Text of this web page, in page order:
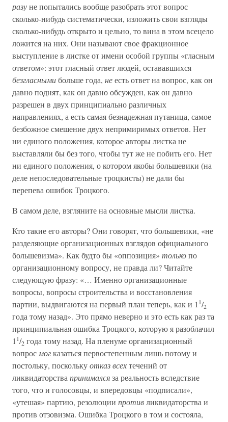
разуне попытались вообще разобрать этот вопрос
сколько-нибудь систематически, изложить свои взгляды
сколько-нибудь открыто и цельно, то вина в этом всецело
ложится на них. Они называют свое фракционное
выступление в листке от имени особой группы «гласным
ответом»: этот гласный ответ людей, остававшихся
безгласнымибольше года, неесть ответ на вопрос, как он
давно поднят, как он давно обсужден, как он давно
разрешен в двух принципиально различных
направлениях, а есть самая безнадежная путаница, самое
безбожное смешение двух непримиримых ответов. Нет
ни единого положения, которое авторы листка не
выставляли бы без того, чтобы тут же не побить его. Нет
ни единого положения, о котором якобы большевики (на
деле непоследовательные троцкисты) не дали бы
перепева ошибок Троцкого.
В самом деле, взгляните на основные мысли листка.
Кто такие его авторы? Они говорят, что большевики, «не
разделяющие организационных взглядов официального
большевизма». Как будто бы «оппозиция» толькопо
организационному вопросу, не правда ли? Читайте
следующую фразу: «… Именно организационные
вопросы, вопросы строительства и восстановления
партии, выдвигаются на первый план теперь, как и 1 1/2
года тому назад». Это прямо неверно и это есть как раз та
принципиальная ошибка Троцкого, которую я разоблачил
1 1/2 года тому назад. На пленуме организационный
вопрос могказаться первостепенным лишь потому и
постольку, посколькуотказ всехтечений от
ликвидаторства принималсяза реальность вследствие
того, что и голосовцы, и впередовцы «подписали»,
«утешая» партию, резолюции противликвидаторства и
против отзовизма. Ошибка Троцкого в том и состояла,